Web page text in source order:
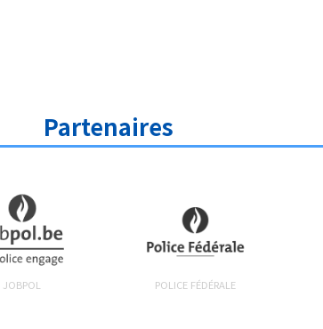
Partenaires
JOBPOL POLICE FÉDÉRALE